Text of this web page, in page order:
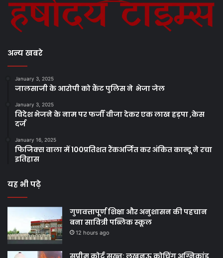
अन्य खबरे
January 3, 2025
जालसाजी के आरोपी को कैंट पुलिस ने भेजा जेल
January 3, 2025
विदेश भेजने के नाम पर फर्जी वीजा देकर एक लाख हड़पा ,केस
दर्ज
January 16, 2025
फिजिक्स वाला में 100प्रतिशत रैंकअर्जित कर अंकित कान्दू ने रचा
इतिहास
यह भी पढ़े
गुणवत्तापूर्ण शिक्षा और अनुशासन की पहचान
बना सावित्री पब्लिक स्कूल
12 hours ago